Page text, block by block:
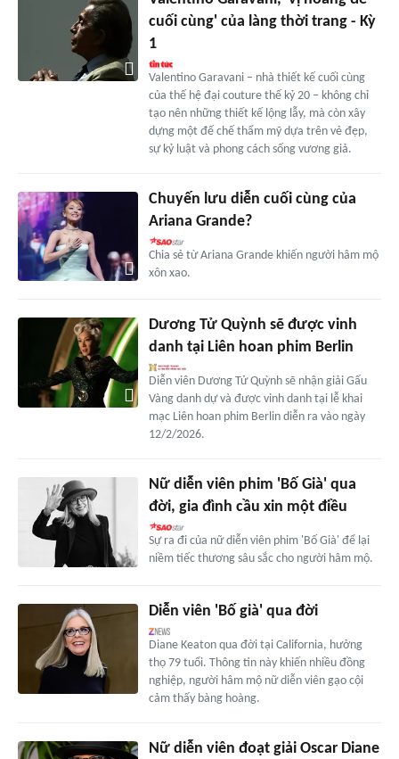
cuối cùng' của làng thời trang - Kỳ
1
Valentino Garavani – nhà thiết kế cuối cùng
của thế hệ đại couture thế kỷ 20 – không chỉ
tạo nên những thiết kế lộng lẫy, mà còn xây
dựng một đế chế thẩm mỹ dựa trên vẻ đẹp,
sự kỷ luật và phong cách sống vương giả.
Chuyến lưu diễn cuối cùng của
Ariana Grande?
Chia sẻ từ Ariana Grande khiến người hâm mộ
xôn xao.
Dương Tử Quỳnh sẽ được vinh
danh tại Liên hoan phim Berlin
Diễn viên Dương Tử Quỳnh sẽ nhận giải Gấu
Vàng danh dự và được vinh danh tại lễ khai
mạc Liên hoan phim Berlin diễn ra vào ngày
12/2/2026.
Nữ diễn viên phim 'Bố Già' qua
đời, gia đình cầu xin một điều
Sự ra đi của nữ diễn viên phim 'Bố Già' để lại
niềm tiếc thương sâu sắc cho người hâm mộ.
Diễn viên 'Bố già' qua đời
Diane Keaton qua đời tại California, hưởng
thọ 79 tuổi. Thông tin này khiến nhiều đồng
nghiệp, người hâm mộ nữ diễn viên gạo cội
cảm thấy bàng hoàng.
Nữ diễn viên đoạt giải Oscar Diane